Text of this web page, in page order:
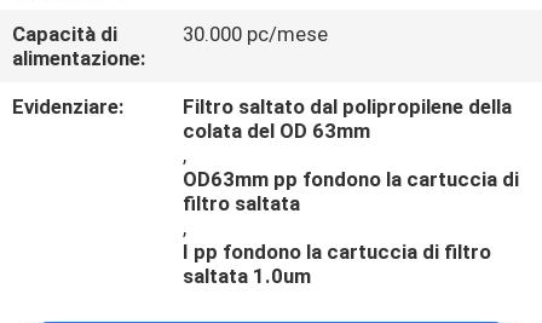
UNA
CITAZIONE
Capacità di
alimentazione:
30.000 pc/mese
Evidenziare:
Filtro saltato dal polipropilene della
colata del OD 63mm
,
OD63mm pp fondono la cartuccia di
filtro saltata
,
I pp fondono la cartuccia di filtro
saltata 1.0um